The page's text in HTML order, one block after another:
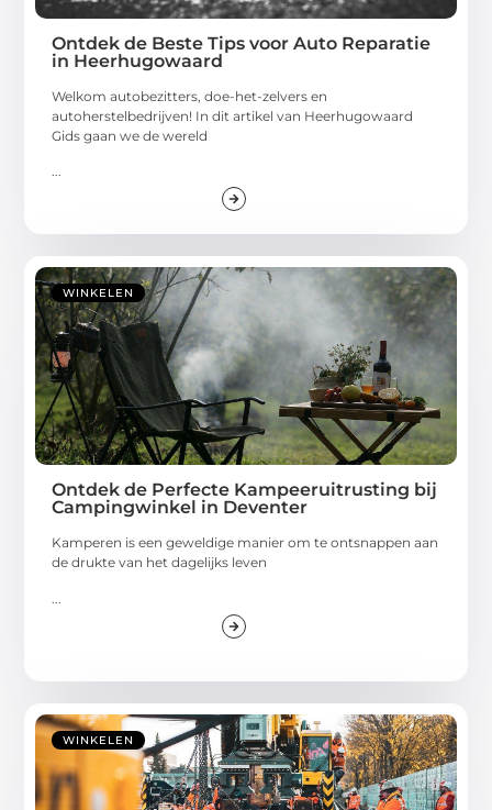
Ontdek de Beste Tips voor Auto Reparatie
in Heerhugowaard
Welkom autobezitters, doe-het-zelvers en
autoherstelbedrijven! In dit artikel van Heerhugowaard
Gids gaan we de wereld
...
WINKELEN
Ontdek de Perfecte Kampeeruitrusting bij
Campingwinkel in Deventer
Kamperen is een geweldige manier om te ontsnappen aan
de drukte van het dagelijks leven
WINKELEN